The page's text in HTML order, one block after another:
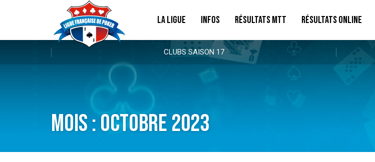
LA LIGUE INFOS RÉSULTATS MTT RÉSULTATS ONLINE
CLUBS SAISON 17
Mois :octobre 2023